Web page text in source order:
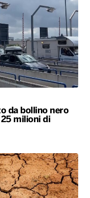
da bollino nero
milioni di